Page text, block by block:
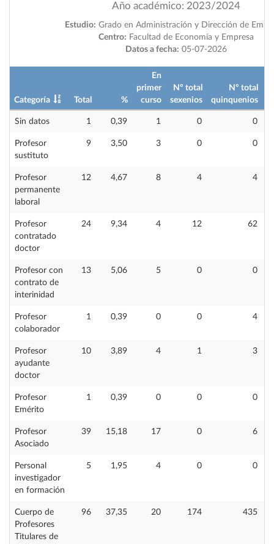
Año académico: 2023/2024
Estudio: Grado en Administración y Dirección de
Centro: Facultad de Economía y Empresa
Datos a fecha: 05-07-2026
Categoría Total %
En
primer
curso
Nº total
sexenios
Nº total
quinquenios
Sin datos 1 0,39 1 0 0
Profesor
sustituto
9 3,50 3 0 0
Profesor
permanente
laboral
12 4,67 8 4 4
Profesor
contratado
doctor
24 9,34 4 12 62
Profesor con
contrato de
interinidad
13 5,06 5 0 0
Profesor
colaborador
1 0,39 0 0 4
Profesor
ayudante
doctor
10 3,89 4 1 3
Profesor
Emérito
1 0,39 0 0 0
Profesor
Asociado
39 15,18 17 0 6
Personal
investigador
en formación
5 1,95 4 0 0
Cuerpo de
Profesores
Titulares de
96 37,35 20 174 435